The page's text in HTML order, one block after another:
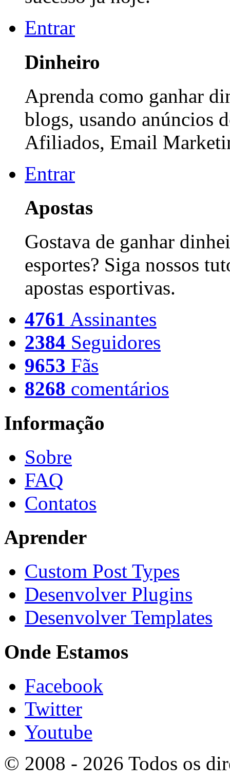
Entrar
Dinheiro
Aprenda como ganhar
blogs, usando anúncios
Afiliados, Email
Entrar
Apostas
Gostava de ganhar
esportes? Siga nossos
apostas esportivas.
4761 Assinantes
2384 Seguidores
9653 Fãs
8268 comentários
Informação
Sobre
FAQ
Contatos
Aprender
Custom Post Types
Desenvolver Plugins
Desenvolver Templates
Onde Estamos
Facebook
Twitter
Youtube
© 2008 - 2026 Todos os